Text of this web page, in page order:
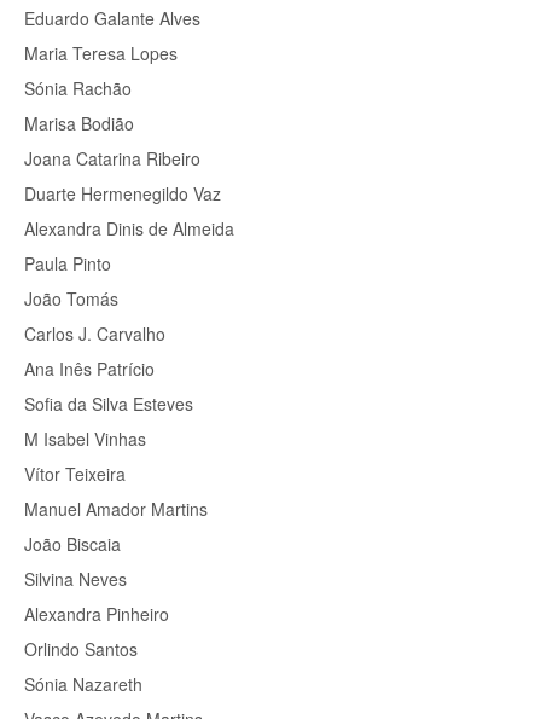
Eduardo Galante Alves
Maria Teresa Lopes
Sónia Rachão
Marisa Bodião
Joana Catarina Ribeiro
Duarte Hermenegildo Vaz
Alexandra Dinis de Almeida
Paula Pinto
João Tomás
Carlos J. Carvalho
Ana Inês Patrício
Sofia da Silva Esteves
M Isabel Vinhas
Vítor Teixeira
Manuel Amador Martins
João Biscaia
Silvina Neves
Alexandra Pinheiro
Orlindo Santos
Sónia Nazareth